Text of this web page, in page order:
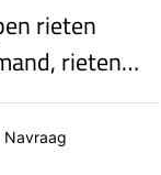
rieten
rieten
met
handgreep,
Navraag